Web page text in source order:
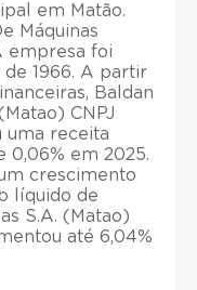
em Matão.
Máquinas
empresa foi
1966. A partir
Baldan
CNPJ
uma receita
0,06% em 2025.
crescimento
líquido de
S.A. (Matao)
até 6,04%